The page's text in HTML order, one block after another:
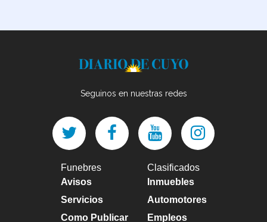
Seguinos en nuestras redes
Funebres
Avisos
Servicios
Como Publicar
Clasificados
Inmuebles
Automotores
Empleos